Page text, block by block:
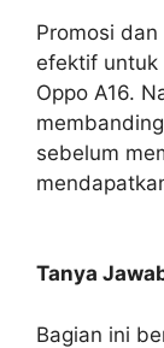
Promosi
efektif untuk
Oppo A16.
sebelum
Tanya
Bagian ini